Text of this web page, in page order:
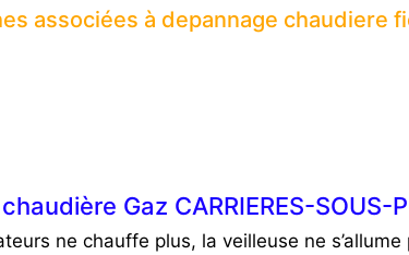
associées à depannage chaudiere
Gaz CARRIERES-SOUS-
ne chauffe plus, la veilleuse ne